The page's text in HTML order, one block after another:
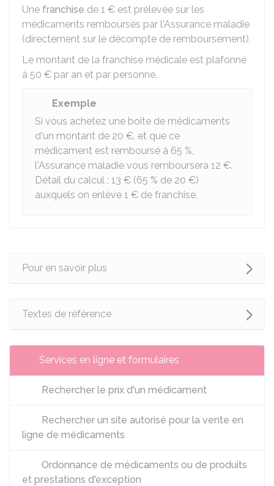
Une franchise de 1 € est prélevée sur les
médicaments remboursés par l'Assurance maladie
(directement sur le décompte de remboursement).
Le montant de la franchise médicale est plafonné
à 50 € par an et par personne.
Exemple
Si vous achetez une boîte de médicaments
d'un montant de 20 €, et que ce
médicament est remboursé à 65 %,
l'Assurance maladie vous remboursera 12 €.
Détail du calcul : 13 € (65 % de 20 €)
auxquels on enlève 1 € de franchise.
Pour en savoir plus
Textes de référence
Services en ligne et formulaires
Rechercher le prix d'un médicament
Rechercher un site autorisé pour la vente en
ligne de médicaments
Ordonnance de médicaments ou de produits
et prestations d'exception